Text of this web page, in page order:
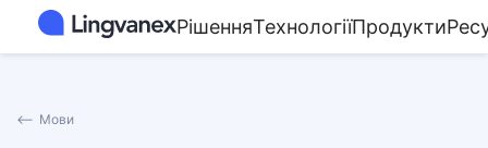
РішенняТехнологіїПродукти
⟵ Мови